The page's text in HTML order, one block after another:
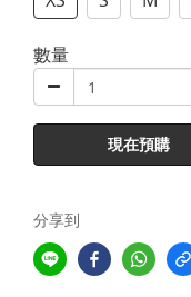
數量
現在預購
分享到